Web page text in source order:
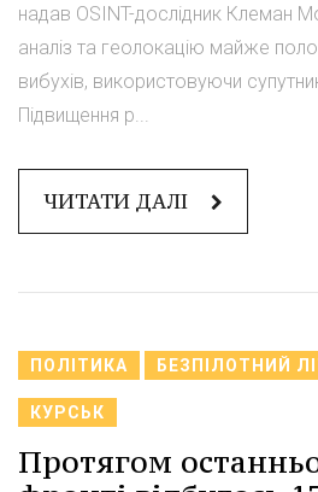
надав OSINT-дослідник Клеман
аналіз та геолокацію майже
вибухів, використовуючи
Підвищення р...
ЧИТАТИ ДАЛІ
ПОЛІТИКА БЕЗПІЛОТНИЙ
КУРСЬК
Протягом